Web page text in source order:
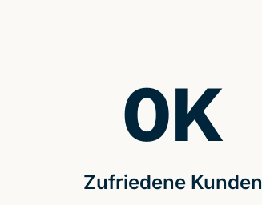
Zufriedene Kunden
0K